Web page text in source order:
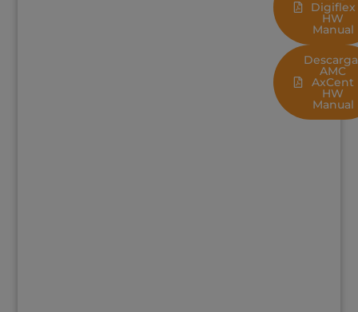
Digiflex
HW
Manual
AMC
AxCent
HW
Manual